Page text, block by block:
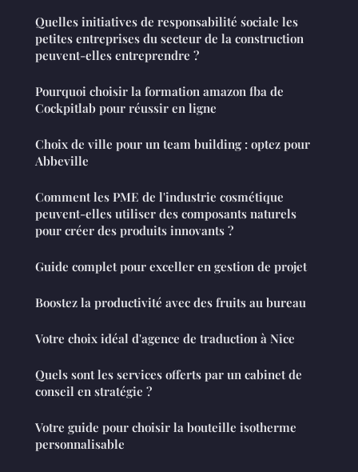
Quelles initiatives de responsabilité sociale les
petites entreprises du secteur de la construction
peuvent-elles entreprendre ?
Pourquoi choisir la formation amazon fba de
Cockpitlab pour réussir en ligne
Choix de ville pour un team building : optez pour
Abbeville
Comment les PME de l'industrie cosmétique
peuvent-elles utiliser des composants naturels
pour créer des produits innovants ?
Guide complet pour exceller en gestion de projet
Boostez la productivité avec des fruits au bureau
Votre choix idéal d'agence de traduction à Nice
Quels sont les services offerts par un cabinet de
conseil en stratégie ?
Votre guide pour choisir la bouteille isotherme
personnalisable